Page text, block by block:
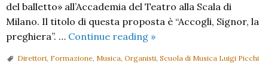
del balletto» all’Accademia del Teatro alla Scala di
Milano. Il titolo di questa proposta è “Accogli, Signor, la
preghiera”. … Continue reading “Accogli,
la
»
Direttori, Formazione, Musica, Organisti, Scuola di Musica Luigi Picchi